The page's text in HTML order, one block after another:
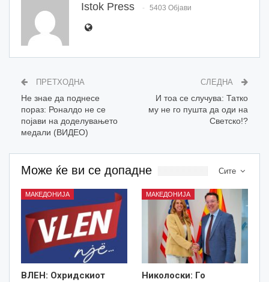
Istok Press 5403 Објави
ПРЕТХОДНА
Не знае да поднесе
пораз: Роналдо не се
појави на доделувањето
медали (ВИДЕО)
СЛЕДНА
И тоа се случува: Татко
му не го пушта да оди на
Светско!?
Сите
Може ќе ви се допадне
МАКЕДОНИЈА
ВЛЕН: Охридскиот
МАКЕДОНИЈА
Николоски: Го